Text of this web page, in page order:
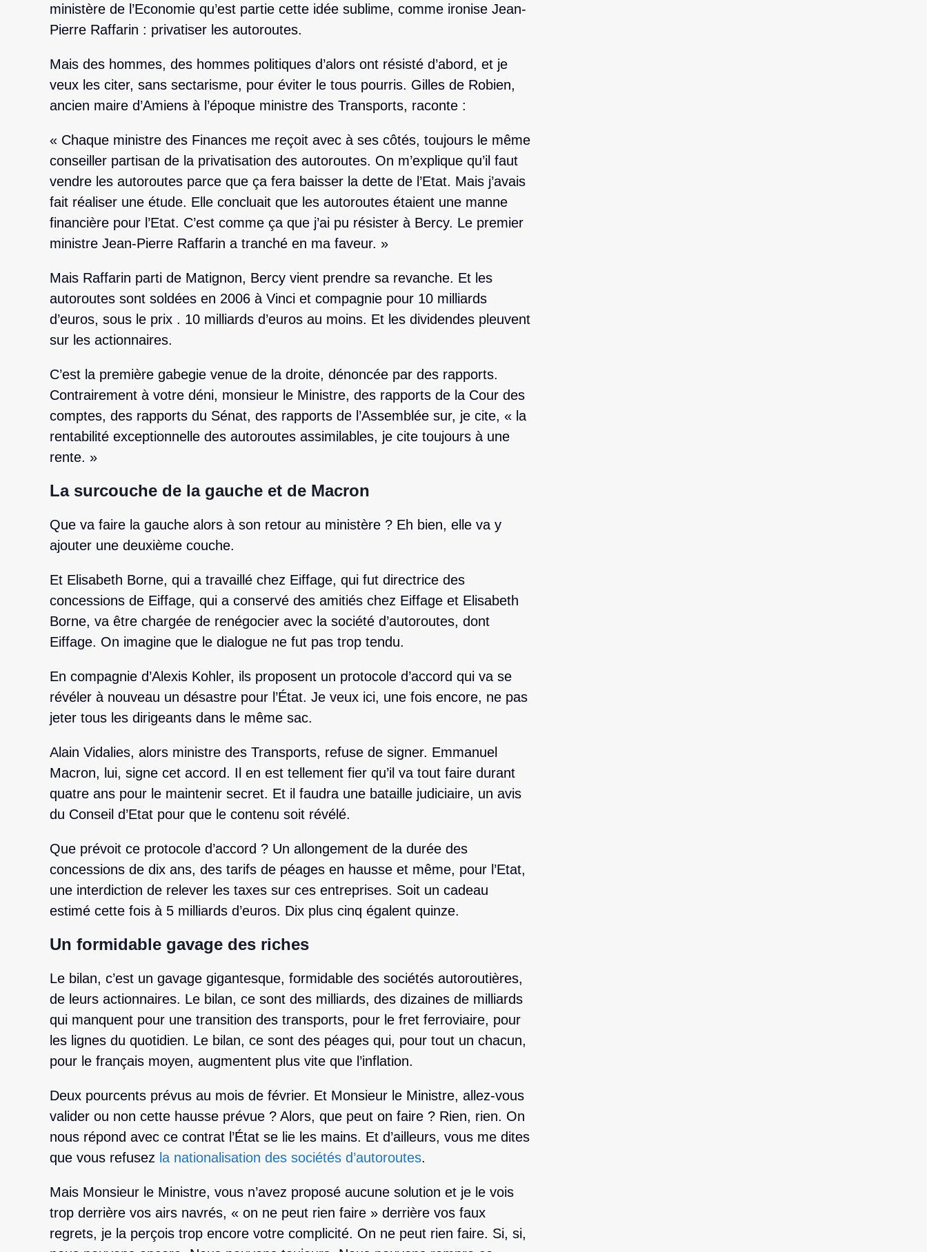
ministère de l’Economie qu’est partie cette idée sublime, comme ironise Jean-
Pierre Raffarin : privatiser les autoroutes.
Mais des hommes, des hommes politiques d’alors ont résisté d’abord, et je
veux les citer, sans sectarisme, pour éviter le tous pourris. Gilles de Robien,
ancien maire d’Amiens à l’époque ministre des Transports, raconte :
« Chaque ministre des Finances me reçoit avec à ses côtés, toujours le même
conseiller partisan de la privatisation des autoroutes. On m’explique qu’il faut
vendre les autoroutes parce que ça fera baisser la dette de l’Etat. Mais j’avais
fait réaliser une étude. Elle concluait que les autoroutes étaient une manne
financière pour l’Etat. C’est comme ça que j’ai pu résister à Bercy. Le premier
ministre Jean-Pierre Raffarin a tranché en ma faveur. »
Mais Raffarin parti de Matignon, Bercy vient prendre sa revanche. Et les
autoroutes sont soldées en 2006 à Vinci et compagnie pour 10 milliards
d’euros, sous le prix . 10 milliards d’euros au moins. Et les dividendes pleuvent
sur les actionnaires.
C’est la première gabegie venue de la droite, dénoncée par des rapports.
Contrairement à votre déni, monsieur le Ministre, des rapports de la Cour des
comptes, des rapports du Sénat, des rapports de l’Assemblée sur, je cite, « la
rentabilité exceptionnelle des autoroutes assimilables, je cite toujours à une
rente. »
La surcouche de la gauche et de Macron
Que va faire la gauche alors à son retour au ministère ? Eh bien, elle va y
ajouter une deuxième couche.
Et Elisabeth Borne, qui a travaillé chez Eiffage, qui fut directrice des
concessions de Eiffage, qui a conservé des amitiés chez Eiffage et Elisabeth
Borne, va être chargée de renégocier avec la société d’autoroutes, dont
Eiffage. On imagine que le dialogue ne fut pas trop tendu.
En compagnie d’Alexis Kohler, ils proposent un protocole d’accord qui va se
révéler à nouveau un désastre pour l’État. Je veux ici, une fois encore, ne pas
jeter tous les dirigeants dans le même sac.
Alain Vidalies, alors ministre des Transports, refuse de signer. Emmanuel
Macron, lui, signe cet accord. Il en est tellement fier qu’il va tout faire durant
quatre ans pour le maintenir secret. Et il faudra une bataille judiciaire, un avis
du Conseil d’Etat pour que le contenu soit révélé.
Que prévoit ce protocole d’accord ? Un allongement de la durée des
concessions de dix ans, des tarifs de péages en hausse et même, pour l’Etat,
une interdiction de relever les taxes sur ces entreprises. Soit un cadeau
estimé cette fois à 5 milliards d’euros. Dix plus cinq égalent quinze.
Un formidable gavage des riches
Le bilan, c’est un gavage gigantesque, formidable des sociétés autoroutières,
de leurs actionnaires. Le bilan, ce sont des milliards, des dizaines de milliards
qui manquent pour une transition des transports, pour le fret ferroviaire, pour
les lignes du quotidien. Le bilan, ce sont des péages qui, pour tout un chacun,
pour le français moyen, augmentent plus vite que l’inflation.
Deux pourcents prévus au mois de février. Et Monsieur le Ministre, allez-vous
valider ou non cette hausse prévue ? Alors, que peut on faire ? Rien, rien. On
nous répond avec ce contrat l’État se lie les mains. Et d’ailleurs, vous me dites
que vous refusez la nationalisation des sociétés d’autoroutes.
Mais Monsieur le Ministre, vous n’avez proposé aucune solution et je le vois
trop derrière vos airs navrés, « on ne peut rien faire » derrière vos faux
regrets, je la perçois trop encore votre complicité. On ne peut rien faire. Si, si,